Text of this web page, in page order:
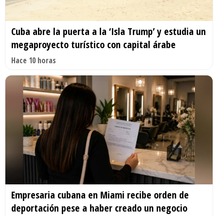
Cuba abre la puerta a la ‘Isla Trump’ y estudia un
megaproyecto turístico con capital árabe
Hace 10 horas
Empresaria cubana en Miami recibe orden de
deportación pese a haber creado un negocio